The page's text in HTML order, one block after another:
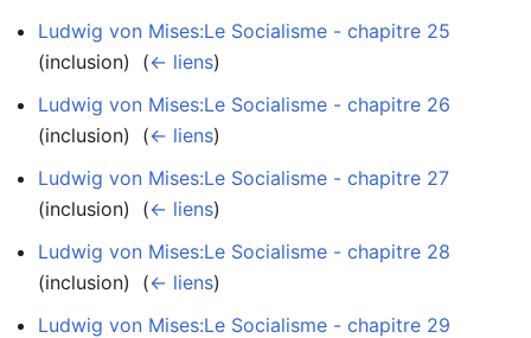
Ludwig von Mises:Le Socialisme - chapitre 25
(inclusion) ‎ (← liens)
Ludwig von Mises:Le Socialisme - chapitre 26
(inclusion) ‎ (← liens)
Ludwig von Mises:Le Socialisme - chapitre 27
(inclusion) ‎ (← liens)
Ludwig von Mises:Le Socialisme - chapitre 28
(inclusion) ‎ (← liens)
Ludwig von Mises:Le Socialisme - chapitre 29